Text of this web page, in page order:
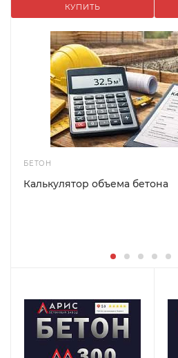
КУПИТЬ
БЕТОН
Калькулятор объема бетона